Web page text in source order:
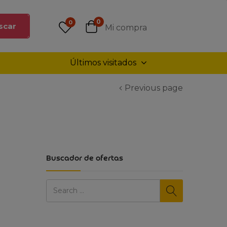
0 0
Mi compra
Últimos visitados
Previous page
Buscador de ofertas